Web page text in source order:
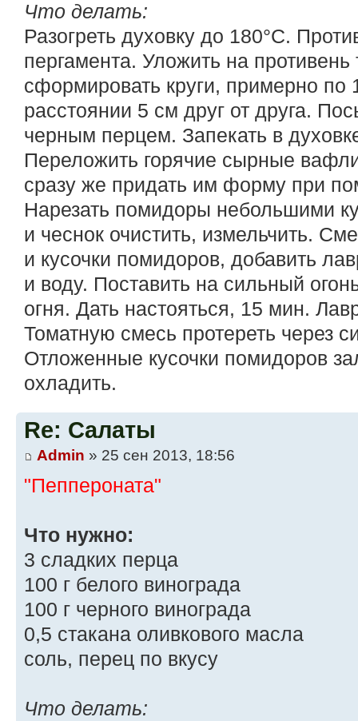
Что делать:
Разогреть духовку до 180°С.
пергамента. Уложить на
сформировать круги, примерно по
расстоянии 5 см друг от друга.
черным перцем. Запекать в
Переложить горячие сырные
сразу же придать им форму при
Нарезать помидоры небольшими
и чеснок очистить, измельчить.
и кусочки помидоров, добавить
и воду. Поставить на сильный
огня. Дать настояться, 15 мин.
Томатную смесь протереть через
Отложенные кусочки помидоров
охладить.
Re: Салаты
Admin » 25 сен 2013, 18:56
"Пеппероната"
Что нужно:
3 сладких перца
100 г белого винограда
100 г черного винограда
0,5 стакана оливкового масла
соль, перец по вкусу
Что делать: